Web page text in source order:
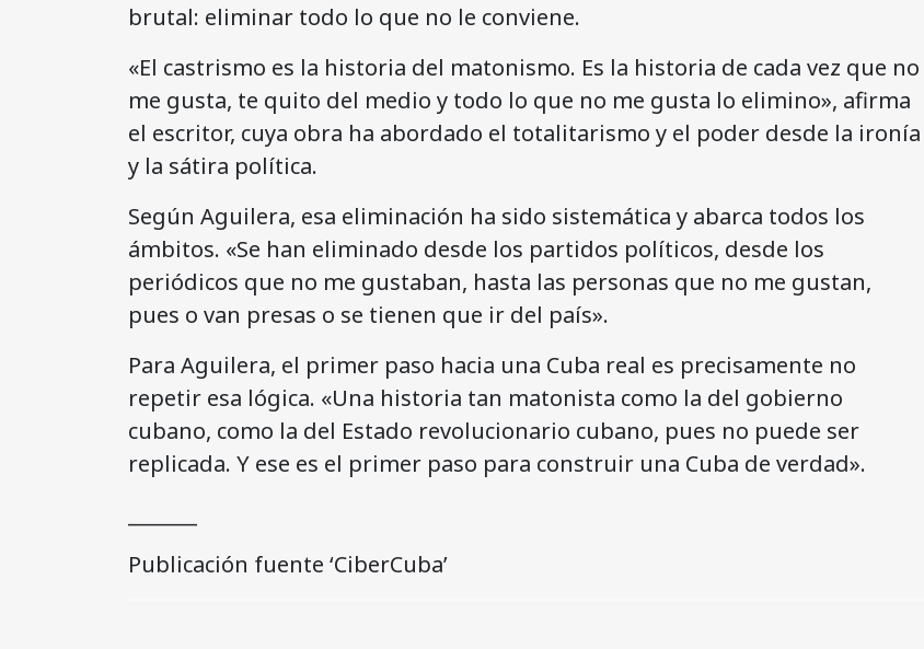
brutal: eliminar todo lo que no le conviene.
«El castrismo es la historia del matonismo. Es la historia de cada vez que no
me gusta, te quito del medio y todo lo que no me gusta lo elimino», afirma
el escritor, cuya obra ha abordado el totalitarismo y el poder desde la ironía
y la sátira política.
Según Aguilera, esa eliminación ha sido sistemática y abarca todos los
ámbitos. «Se han eliminado desde los partidos políticos, desde los
periódicos que no me gustaban, hasta las personas que no me gustan,
pues o van presas o se tienen que ir del país».
Para Aguilera, el primer paso hacia una Cuba real es precisamente no
repetir esa lógica. «Una historia tan matonista como la del gobierno
cubano, como la del Estado revolucionario cubano, pues no puede ser
replicada. Y ese es el primer paso para construir una Cuba de verdad».
Publicación fuente ‘CiberCuba’